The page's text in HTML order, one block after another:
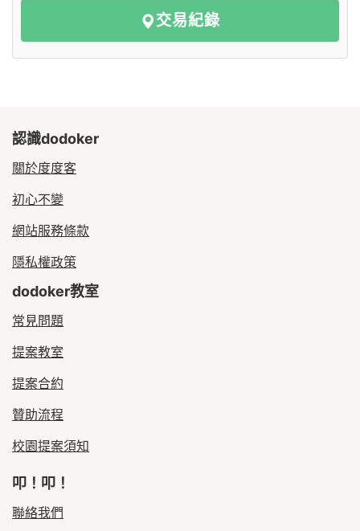
交易紀錄
認識dodoker
關於度度客
初心不變
網站服務條款
隱私權政策
dodoker教室
常見問題
提案教室
提案合約
贊助流程
校園提案須知
叩！叩！
聯絡我們